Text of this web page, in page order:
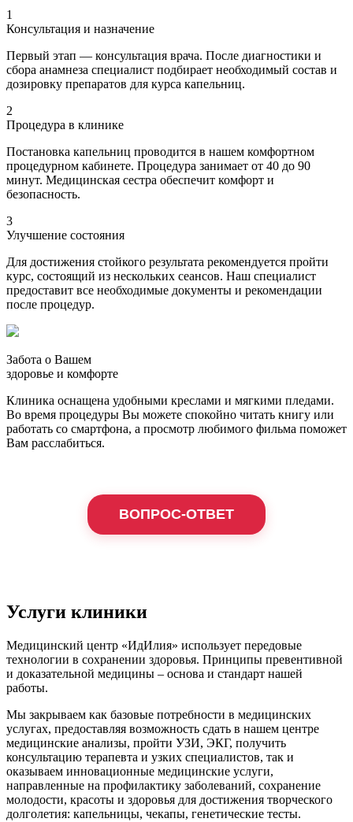
1
Консультация и назначение
Первый этап — консультация врача. После диагностики и
сбора анамнеза специалист подбирает необходимый состав и
дозировку препаратов для курса капельниц.
2
Процедура в клинике
Постановка капельниц проводится в нашем комфортном
процедурном кабинете. Процедура занимает от 40 до 90
минут. Медицинская сестра обеспечит комфорт и
безопасность.
3
Улучшение состояния
Для достижения стойкого результата рекомендуется пройти
курс, состоящий из нескольких сеансов. Наш специалист
предоставит все необходимые документы и рекомендации
после процедур.
Забота о Вашем
здоровье и комфорте
Клиника оснащена удобными креслами и мягкими пледами.
Во время процедуры Вы можете спокойно читать книгу или
работать со смартфона, а просмотр любимого фильма поможет
Вам расслабиться.
ВОПРОС-ОТВЕТ
Услуги клиники
Медицинский центр «ИдИлия» использует передовые
технологии в сохранении здоровья. Принципы превентивной
и доказательной медицины – основа и стандарт нашей
работы.
Мы закрываем как базовые потребности в медицинских
услугах, предоставляя возможность сдать в нашем центре
медицинские анализы, пройти УЗИ, ЭКГ, получить
консультацию терапевта и узких специалистов, так и
оказываем инновационные медицинские услуги,
направленные на профилактику заболеваний, сохранение
молодости, красоты и здоровья для достижения творческого
долголетия: капельницы, чекапы, генетические тесты.